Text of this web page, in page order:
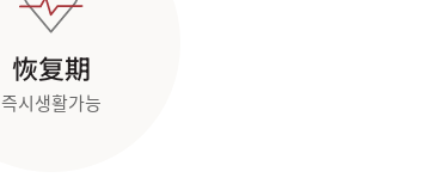
恢复期
즉시생활가능